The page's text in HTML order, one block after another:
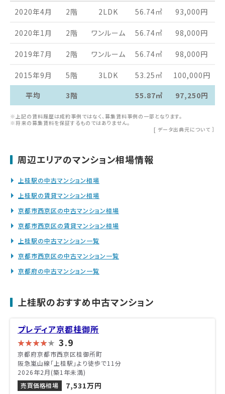
2020年4月 2階 2LDK 56.74㎡ 93,000円
2020年1月 2階 ワンルーム 56.74㎡ 98,000円
2019年7月 2階 ワンルーム 56.74㎡ 98,000円
2015年9月 5階 3LDK 53.25 ㎡ 100,000円
平均
3階 55.87㎡ 97,250円
※上記の賃料履歴は成約事例ではなく、募集賃料事例の一部となります。
※将来の募集賃料を保証するものではありません。
[ データ出典元について ］
周辺エリアのマンション相場情報
上桂駅の中古マンション相場
上桂駅の賃貸マンション相場
京都市西京区の中古マンション相場
京都市西京区の賃貸マンション相場
上桂駅の中古マンション一覧
京都市西京区の中古マンション一覧
京都府の中古マンション一覧
上桂駅のおすすめ中古マンション
プレディア京都桂御所
3.9
京都府京都市西京区桂御所町
阪急嵐山線「上桂駅」より徒歩で11分
2026年2月(築1年未満)
売買価格相場
7,531万円